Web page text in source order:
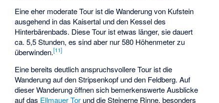
Eine eher moderate Tour ist die Wanderung von Kufstein
ausgehend in das Kaisertal und den Kessel des
Hinterbärenbads. Diese Tour ist etwas länger, sie dauert
ca. 5,5 Stunden, es sind aber nur 580 Höhenmeter zu
überwinden.[11]
Eine bereits deutlich anspruchsvollere Tour ist die
Wanderung auf den Stripsenkopf und den Feldberg. Auf
dieser Wanderung öffnen sich bemerkenswerte Ausblicke
auf das Ellmauer Tor und die Steinerne Rinne, besonders